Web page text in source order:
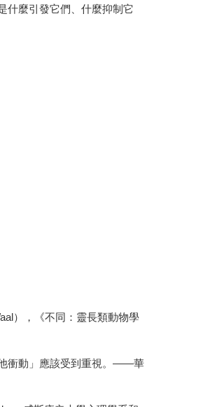
麼引發它們、什麼抑制它
），《不同：靈長類動物學
衝動」應該受到重視。——華